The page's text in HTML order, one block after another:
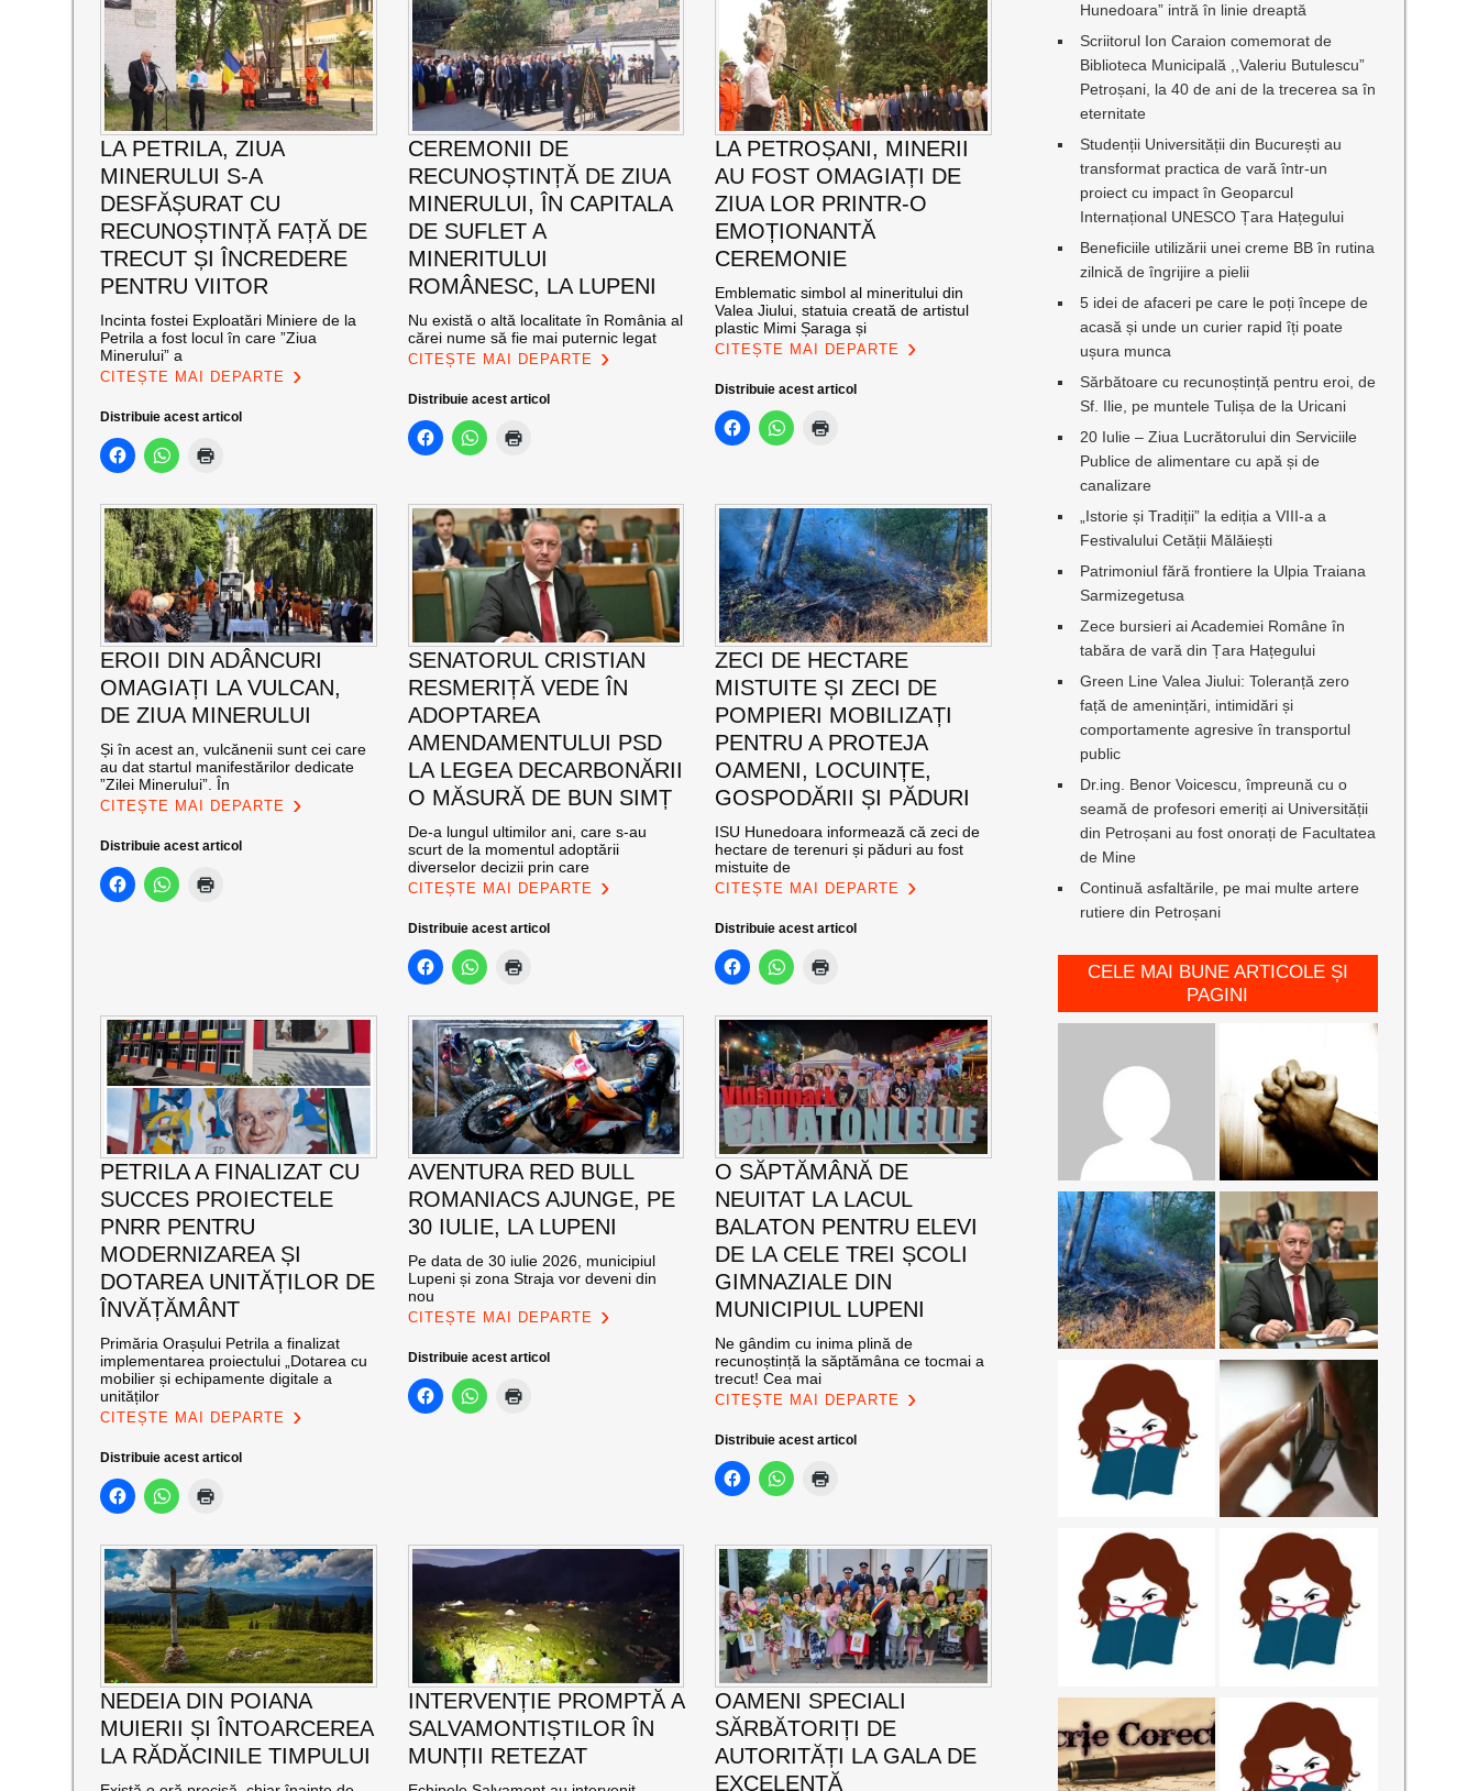
LA PETRILA, ZIUA
MINERULUI S-A
DESFĂȘURAT CU
RECUNOȘTINȚĂ FAȚĂ DE
TRECUT ȘI ÎNCREDERE
PENTRU VIITOR
Incinta fostei Exploatări Miniere de la
Petrila a fost locul în care ”Ziua
Minerului” a
CITEȘTE MAI DEPARTE
Distribuie acest articol
CEREMONII DE
RECUNOȘTINȚĂ DE ZIUA
MINERULUI, ÎN CAPITALA
DE SUFLET A
MINERITULUI
ROMÂNESC, LA LUPENI
Nu există o altă localitate în România al
cărei nume să fie mai puternic legat
CITEȘTE MAI DEPARTE
Distribuie acest articol
LA PETROȘANI, MINERII
AU FOST OMAGIAȚI DE
ZIUA LOR PRINTR-O
EMOȚIONANTĂ
CEREMONIE
Emblematic simbol al mineritului din
Valea Jiului, statuia creată de artistul
plastic Mimi Șaraga și
CITEȘTE MAI DEPARTE
Distribuie acest articol
EROII DIN ADÂNCURI
OMAGIAȚI LA VULCAN,
DE ZIUA MINERULUI
Și în acest an, vulcănenii sunt cei care
au dat startul manifestărilor dedicate
”Zilei Minerului”. În
CITEȘTE MAI DEPARTE
Distribuie acest articol
SENATORUL CRISTIAN
RESMERIȚĂ VEDE ÎN
ADOPTAREA
AMENDAMENTULUI PSD
LA LEGEA DECARBONĂRII
O MĂSURĂ DE BUN SIMȚ
De-a lungul ultimilor ani, care s-au
scurt de la momentul adoptării
diverselor decizii prin care
CITEȘTE MAI DEPARTE
Distribuie acest articol
ZECI DE HECTARE
MISTUITE ȘI ZECI DE
POMPIERI MOBILIZAȚI
PENTRU A PROTEJA
OAMENI, LOCUINȚE,
GOSPODĂRII ȘI PĂDURI
ISU Hunedoara informează că zeci de
hectare de terenuri și păduri au fost
mistuite de
CITEȘTE MAI DEPARTE
Distribuie acest articol
PETRILA A FINALIZAT CU
SUCCES PROIECTELE
PNRR PENTRU
MODERNIZAREA ȘI
DOTAREA UNITĂȚILOR DE
ÎNVĂȚĂMÂNT
Primăria Orașului Petrila a finalizat
implementarea proiectului „Dotarea cu
mobilier și echipamente digitale a
unităților
CITEȘTE MAI DEPARTE
Distribuie acest articol
AVENTURA RED BULL
ROMANIACS AJUNGE, PE
30 IULIE, LA LUPENI
Pe data de 30 iulie 2026, municipiul
Lupeni și zona Straja vor deveni din
nou
CITEȘTE MAI DEPARTE
Distribuie acest articol
O SĂPTĂMÂNĂ DE
NEUITAT LA LACUL
BALATON PENTRU ELEVI
DE LA CELE TREI ȘCOLI
GIMNAZIALE DIN
MUNICIPIUL LUPENI
Ne gândim cu inima plină de
recunoștință la săptămâna ce tocmai a
trecut! Cea mai
CITEȘTE MAI DEPARTE
Distribuie acest articol
NEDEIA DIN POIANA
MUIERII ȘI ÎNTOARCEREA
LA RĂDĂCINILE TIMPULUI
INTERVENȚIE PROMPTĂ A
SALVAMONTIȘTILOR ÎN
MUNȚII RETEZAT
OAMENI SPECIALI
SĂRBĂTORIȚI DE
AUTORITĂȚI LA GALA DE
EXCELENŢĂ
Hunedoara” intră în linie dreaptă
Scriitorul Ion Caraion comemorat de
Biblioteca Municipală ,,Valeriu Butulescu”
Petroșani, la 40 de ani de la trecerea sa în
eternitate
Studenții Universității din București au
transformat practica de vară într-un
proiect cu impact în Geoparcul
Internațional UNESCO Țara Hațegului
Beneficiile utilizării unei creme BB în rutina
zilnică de îngrijire a pielii
5 idei de afaceri pe care le poți începe de
acasă și unde un curier rapid îți poate
ușura munca
Sărbătoare cu recunoștință pentru eroi, de
Sf. Ilie, pe muntele Tulișa de la Uricani
20 Iulie – Ziua Lucrătorului din Serviciile
Publice de alimentare cu apă și de
canalizare
„Istorie și Tradiții” la ediția a VIII-a a
Festivalului Cetății Mălăiești
Patrimoniul fără frontiere la Ulpia Traiana
Sarmizegetusa
Zece bursieri ai Academiei Române în
tabăra de vară din Țara Hațegului
Green Line Valea Jiului: Toleranță zero
față de amenințări, intimidări și
comportamente agresive în transportul
public
Dr.ing. Benor Voicescu, împreună cu o
seamă de profesori emeriți ai Universității
din Petroșani au fost onorați de Facultatea
de Mine
Continuă asfaltările, pe mai multe artere
rutiere din Petroșani
CELE MAI BUNE ARTICOLE ȘI
PAGINI